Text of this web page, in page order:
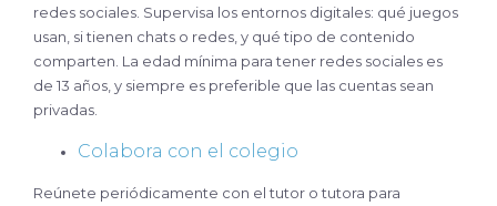
redes sociales. Supervisa los entornos digitales: qué juegos
usan, si tienen chats o redes, y qué tipo de contenido
comparten. La edad mínima para tener redes sociales es
de 13 años, y siempre es preferible que las cuentas sean
privadas.
Colabora con el colegio
Reúnete periódicamente con el tutor o tutora para